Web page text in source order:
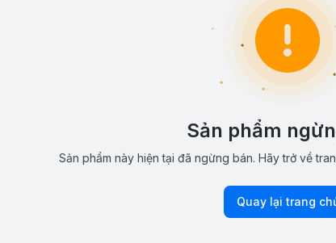
Sản phẩm
Sản phẩm này hiện tại đã ngừng bán. Hãy trở về
Quay lại trang